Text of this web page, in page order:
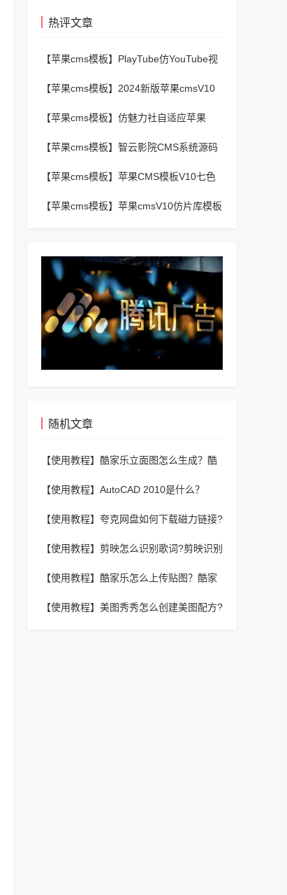
热评文章
【苹果cms模板】 PlayTube仿YouTube视
【苹果cms模板】 2024新版苹果cmsV10
【苹果cms模板】 仿魅力社自适应苹果
【苹果cms模板】 智云影院CMS系统源码
【苹果cms模板】 苹果CMS模板V10七色
【苹果cms模板】 苹果cmsV10仿片库模板
随机文章
【使用教程】 酷家乐立面图怎么生成？酷
【使用教程】 AutoCAD 2010是什么？
【使用教程】 夸克网盘如何下载磁力链接?
【使用教程】 剪映怎么识别歌词?剪映识别
【使用教程】 酷家乐怎么上传贴图？酷家
【使用教程】 美图秀秀怎么创建美图配方?